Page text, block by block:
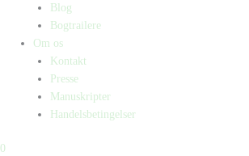
Blog
Bogtrailere
Om os
Kontakt
Presse
Manuskripter
Handelsbetingelser
0